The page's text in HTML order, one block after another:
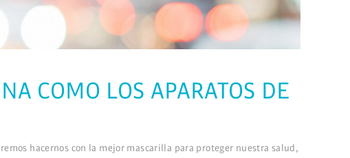
COMO LOS APARATOS DE
hacernos con la mejor mascarilla para proteger nuestra salud,